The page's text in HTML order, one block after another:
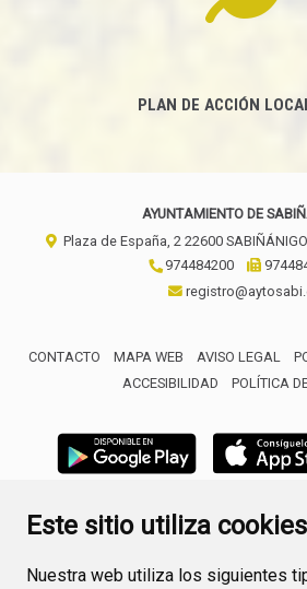
Este sitio utiliza cookies
Nuestra web utiliza los siguientes
PLAN DE ACCIÓN
AYUNTAMIENTO DE
Plaza de España, 2 22600 SABIÑÁNIGO
974484200
CONTACTO MAPA WEB AVISO LEGAL
ACCESIBILIDAD
POLÍTICA